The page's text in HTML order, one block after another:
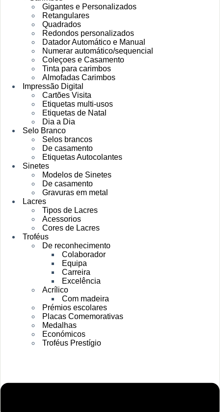
Gigantes e Personalizados
Retangulares
Quadrados
Redondos personalizados
Datador Automático e Manual
Numerar automático/sequencial
Coleçoes e Casamento
Tinta para carimbos
Almofadas Carimbos
Impressão Digital
Cartões Visita
Etiquetas multi-usos
Etiquetas de Natal
Dia a Dia
Selo Branco
Selos brancos
De casamento
Etiquetas Autocolantes
Sinetes
Modelos de Sinetes
De casamento
Gravuras em metal
Lacres
Tipos de Lacres
Acessorios
Cores de Lacres
Troféus
De reconhecimento
Colaborador
Equipa
Carreira
Excelência
Acrílico
Com madeira
Prémios escolares
Placas Comemorativas
Medalhas
Económicos
Troféus Prestígio